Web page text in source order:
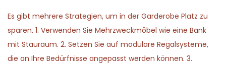
Es gibt mehrere Strategien, um in der Garderobe Platz zu
sparen. 1. Verwenden Sie Mehrzweckmöbel wie eine Bank
mit Stauraum. 2. Setzen Sie auf modulare Regalsysteme,
die an Ihre Bedürfnisse angepasst werden können. 3.